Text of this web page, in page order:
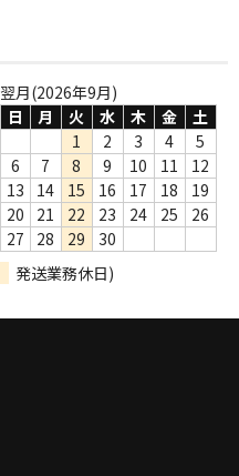
翌月(2026年9月)
日
月 火 水 木 金
土
1
2 3 4
5
6
7 8 9 10 11
12
13
14 15 16 17 18
19
20
21 22 23 24 25
26
27
28 29
30
発送業務休日)